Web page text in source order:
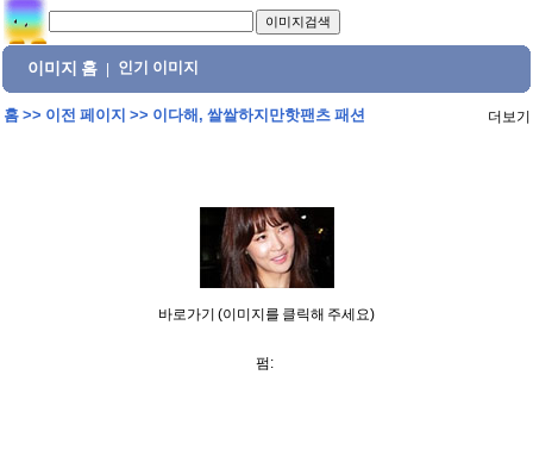
이미지 홈 인기 이미지
홈>> 이전 페이지 >> 이다해, 쌀쌀하지만핫팬츠 패션 더보기
바로가기 (이미지를 클릭해 주세요)
펌: